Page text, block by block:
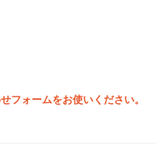
フォームをお使いください。